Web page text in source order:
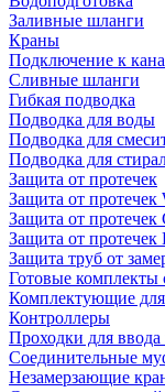
Заливные шланги
Краны
Подключение к
Сливные шланги
Гибкая подводка
Подводка для воды
Подводка для
Подводка для
Защита от протечек
Защита от
Защита от
Защита от протечек
Защита труб от
Готовые комплекты
Комплектующие для
Контроллеры
Проходки для ввода
Соединительные
Незамерзающие